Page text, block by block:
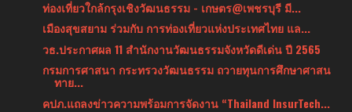
ท่องเที่ยวใกล้กรุงเชิงวัฒนธรรม - เกษตร@เพชรบุรี มี...
เมืองสุขสยาม ร่วมกับ การท่องเที่ยวแห่งประเทศไทย แล...
วธ.ประกาศผล 11 สำนักงานวัฒนธรรมจังหวัดดีเด่น ปี 2565
กรมการศาสนา กระทรวงวัฒนธรรม ถวายทุนการศึกษาศาสน
ทาย...
คปภ.แถลงข่าวความพร้อมการจัดงาน “Thailand InsurTech...